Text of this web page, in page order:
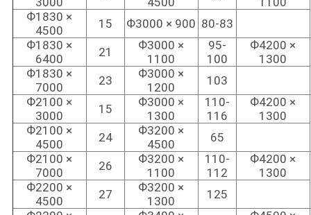
Ф1830 ×
4500
15 Ф3000 × 900 80-83
Ф1830 ×
6400
21
Ф3000 ×
1100
95-
100
Ф4200 ×
1300
Ф1830 ×
7000
23
Ф3000 ×
1200
103
Ф2100 ×
3000
15
Ф3000 ×
1300
110-
116
Ф4200 ×
1300
Ф2100 ×
4500
24
Ф3200 ×
4500
65
Ф2100 ×
7000
26
Ф3200 ×
1100
110-
112
Ф4200 ×
1300
Ф2200 ×
4500
27
Ф3200 ×
1300
125